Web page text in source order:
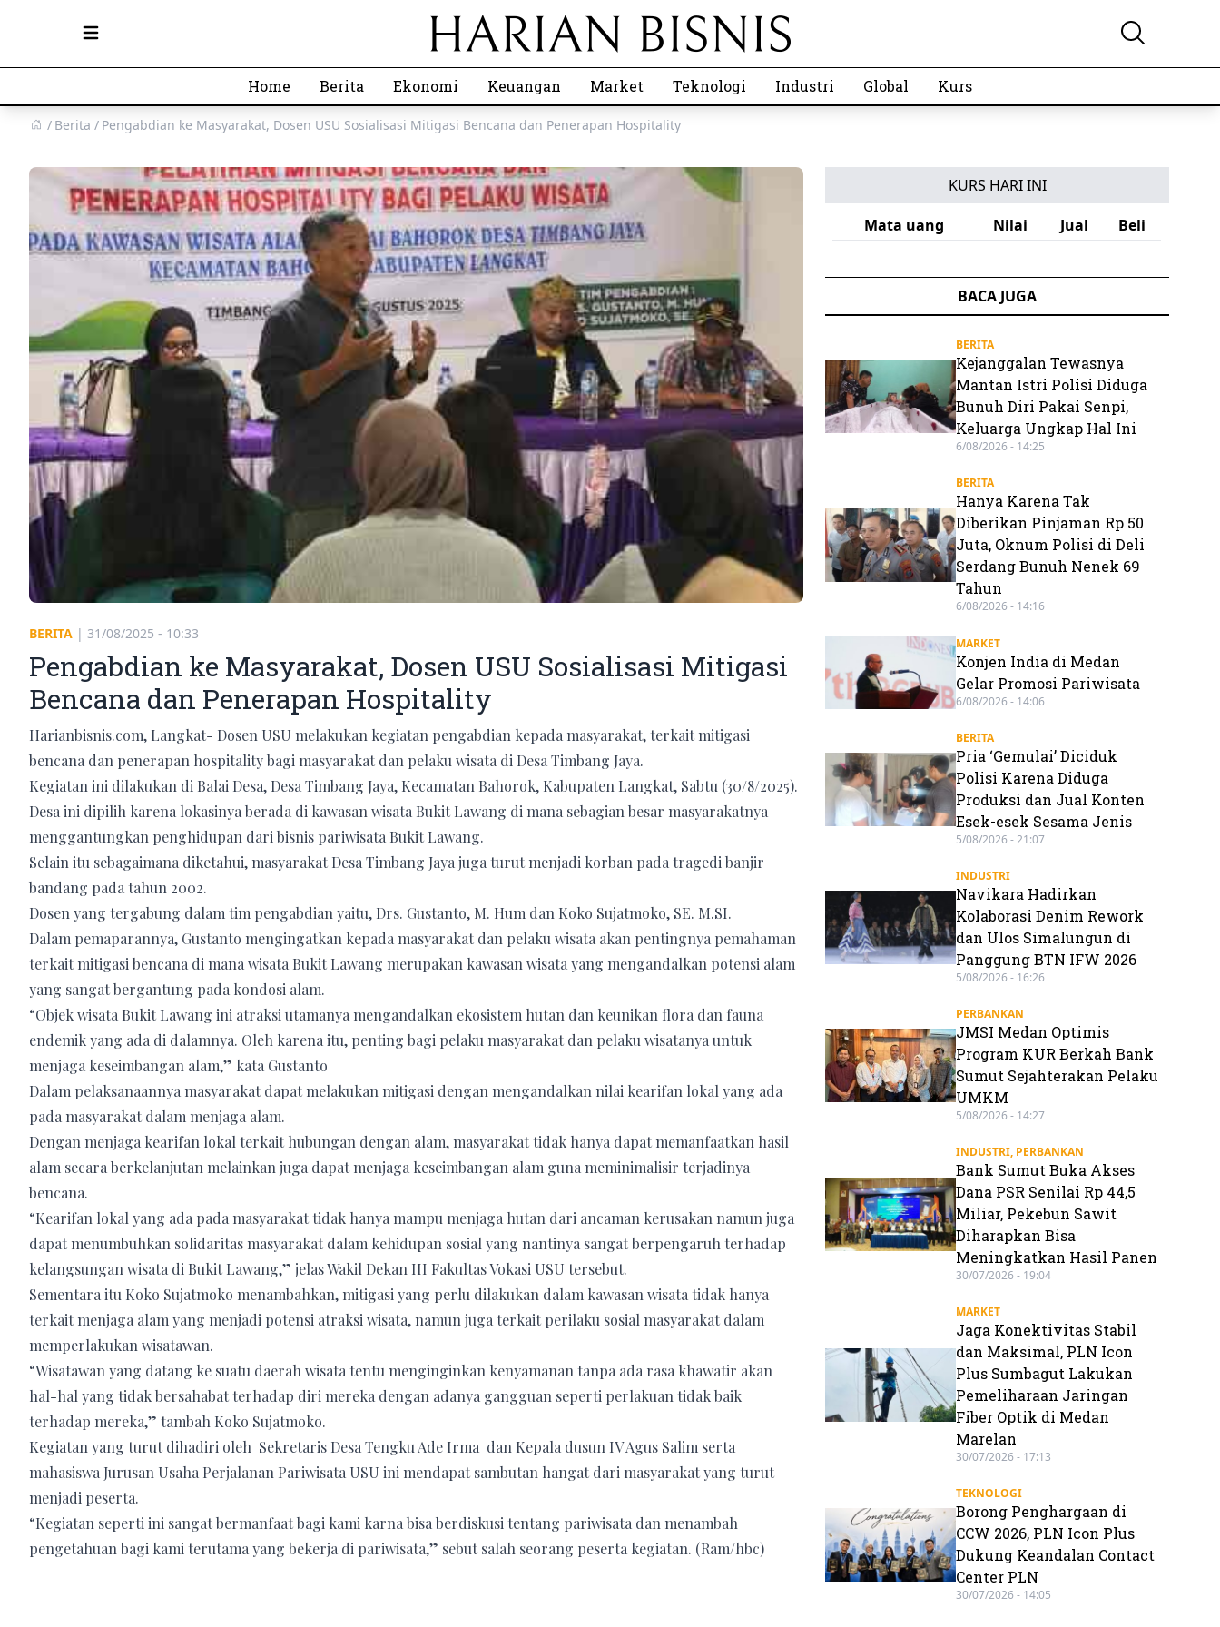
Open main menu
Home Berita Ekonomi Keuangan Market Teknologi Industri Global Kurs
Berita Pengabdian ke Masyarakat, Dosen USU Sosialisasi Mitigasi Bencana dan Penerapan Hospitality
BERITA | 31/08/2025 - 10:33
Pengabdian ke Masyarakat, Dosen USU Sosialisasi Mitigasi
Bencana dan Penerapan Hospitality
Harianbisnis.com, Langkat- Dosen USU melakukan kegiatan pengabdian kepada masyarakat, terkait mitigasi
bencana dan penerapan hospitality bagi masyarakat dan pelaku wisata di Desa Timbang Jaya.
Kegiatan ini dilakukan di Balai Desa, Desa Timbang Jaya, Kecamatan Bahorok, Kabupaten Langkat, Sabtu (30/8/2025).
Desa ini dipilih karena lokasinya berada di kawasan wisata Bukit Lawang di mana sebagian besar masyarakatnya
menggantungkan penghidupan dari bisnis pariwisata Bukit Lawang.
Selain itu sebagaimana diketahui, masyarakat Desa Timbang Jaya juga turut menjadi korban pada tragedi banjir
bandang pada tahun 2002.
Dosen yang tergabung dalam tim pengabdian yaitu, Drs. Gustanto, M. Hum dan Koko Sujatmoko, SE. M.SI.
Dalam pemaparannya, Gustanto mengingatkan kepada masyarakat dan pelaku wisata akan pentingnya pemahaman
terkait mitigasi bencana di mana wisata Bukit Lawang merupakan kawasan wisata yang mengandalkan potensi alam
yang sangat bergantung pada kondosi alam.
“Objek wisata Bukit Lawang ini atraksi utamanya mengandalkan ekosistem hutan dan keunikan flora dan fauna
endemik yang ada di dalamnya. Oleh karena itu, penting bagi pelaku masyarakat dan pelaku wisatanya untuk
menjaga keseimbangan alam,” kata Gustanto
Dalam pelaksanaannya masyarakat dapat melakukan mitigasi dengan mengandalkan nilai kearifan lokal yang ada
pada masyarakat dalam menjaga alam.
Dengan menjaga kearifan lokal terkait hubungan dengan alam, masyarakat tidak hanya dapat memanfaatkan hasil
alam secara berkelanjutan melainkan juga dapat menjaga keseimbangan alam guna meminimalisir terjadinya
bencana.
“Kearifan lokal yang ada pada masyarakat tidak hanya mampu menjaga hutan dari ancaman kerusakan namun juga
dapat menumbuhkan solidaritas masyarakat dalam kehidupan sosial yang nantinya sangat berpengaruh terhadap
kelangsungan wisata di Bukit Lawang,” jelas Wakil Dekan III Fakultas Vokasi USU tersebut.
Sementara itu Koko Sujatmoko menambahkan, mitigasi yang perlu dilakukan dalam kawasan wisata tidak hanya
terkait menjaga alam yang menjadi potensi atraksi wisata, namun juga terkait perilaku sosial masyarakat dalam
memperlakukan wisatawan.
“Wisatawan yang datang ke suatu daerah wisata tentu menginginkan kenyamanan tanpa ada rasa khawatir akan
hal-hal yang tidak bersahabat terhadap diri mereka dengan adanya gangguan seperti perlakuan tidak baik
terhadap mereka,” tambah Koko Sujatmoko.
Kegiatan yang turut dihadiri oleh Sekretaris Desa Tengku Ade Irma dan Kepala dusun IV Agus Salim serta
mahasiswa Jurusan Usaha Perjalanan Pariwisata USU ini mendapat sambutan hangat dari masyarakat yang turut
menjadi peserta.
“Kegiatan seperti ini sangat bermanfaat bagi kami karna bisa berdiskusi tentang pariwisata dan menambah
pengetahuan bagi kami terutama yang bekerja di pariwisata,” sebut salah seorang peserta kegiatan. (Ram/hbc)
KURS HARI INI
Mata uang
Nilai Jual Beli
BACA JUGA
BERITA
Kejanggalan Tewasnya
Mantan Istri Polisi Diduga
Bunuh Diri Pakai Senpi,
Keluarga Ungkap Hal Ini
6/08/2026 - 14:25
BERITA
Hanya Karena Tak
Diberikan Pinjaman Rp 50
Juta, Oknum Polisi di Deli
Serdang Bunuh Nenek 69
Tahun
6/08/2026 - 14:16
MARKET
Konjen India di Medan
Gelar Promosi Pariwisata
6/08/2026 - 14:06
BERITA
Pria ‘Gemulai’ Diciduk
Polisi Karena Diduga
Produksi dan Jual Konten
Esek-esek Sesama Jenis
5/08/2026 - 21:07
INDUSTRI
Navikara Hadirkan
Kolaborasi Denim Rework
dan Ulos Simalungun di
Panggung BTN IFW 2026
5/08/2026 - 16:26
PERBANKAN
JMSI Medan Optimis
Program KUR Berkah Bank
Sumut Sejahterakan Pelaku
UMKM
5/08/2026 - 14:27
INDUSTRI, PERBANKAN
Bank Sumut Buka Akses
Dana PSR Senilai Rp 44,5
Miliar, Pekebun Sawit
Diharapkan Bisa
Meningkatkan Hasil Panen
30/07/2026 - 19:04
MARKET
Jaga Konektivitas Stabil
dan Maksimal, PLN Icon
Plus Sumbagut Lakukan
Pemeliharaan Jaringan
Fiber Optik di Medan
Marelan
30/07/2026 - 17:13
TEKNOLOGI
Borong Penghargaan di
CCW 2026, PLN Icon Plus
Dukung Keandalan Contact
Center PLN
30/07/2026 - 14:05